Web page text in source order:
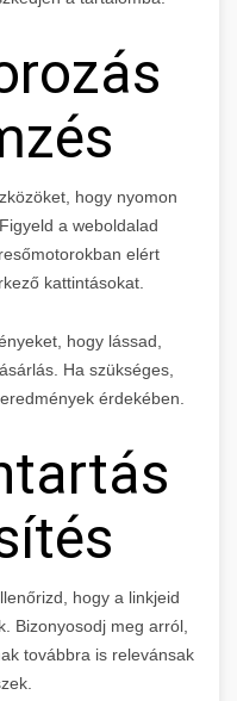
hogy nyomon
a weboldalad
elért
kattintásokat.
hogy lássad,
Ha szükséges,
érdekében.
hogy a linkjeid
Bizonyosodj meg arról,
továbbra is relevánsak